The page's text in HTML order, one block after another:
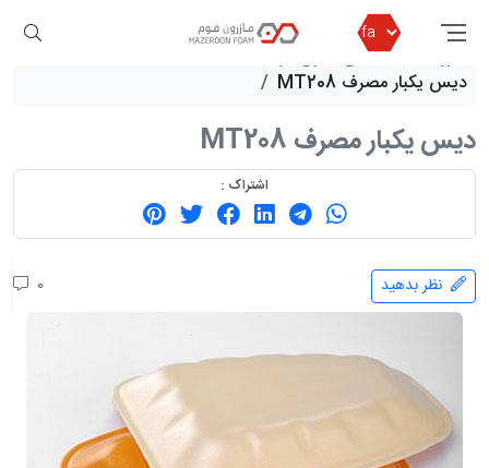
مازرون فوممحصولات
ظروف یکبار مصرف
ظروف بسته بندی بدون درب
دیس یکبار مصرف MT208
دیس یکبار مصرف MT208
اشتراک :
0